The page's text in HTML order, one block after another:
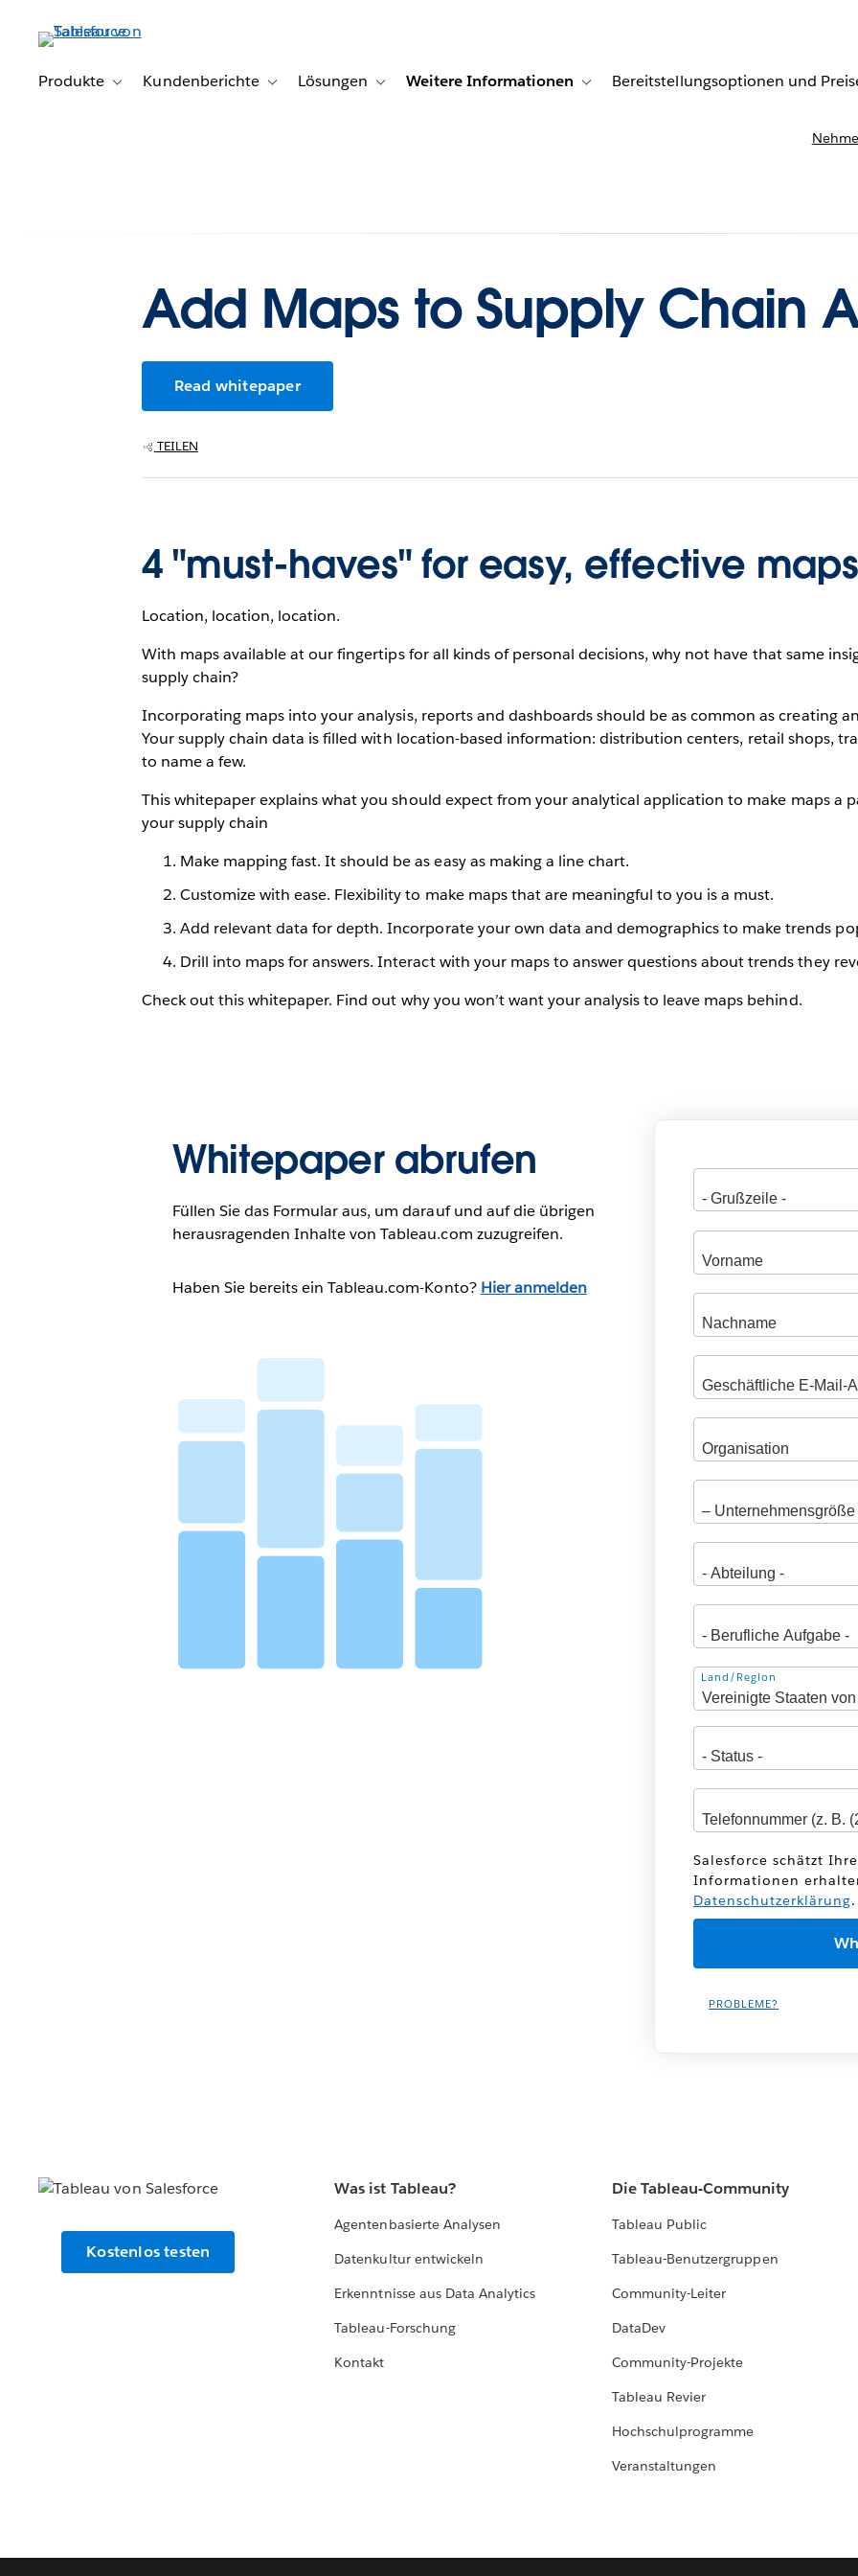
Produkte
Toggle sub-navigation for Produkte
Kundenberichte Toggle sub-navigation for Kundenberichte
Lösungen Toggle sub-navigation for Lösungen
Weitere Informationen Toggle sub-navigation for Weitere Informationen
Bereitstellungsoptionen und
Add Maps to Supply Chain
Read whitepaper
TEILEN
4 "must-haves" for easy, effective maps
Location, location, location.
With maps available at our fingertips for all kinds of personal decisions, why not have that same
supply chain?
Incorporating maps into your analysis, reports and dashboards should be as common as creating
Your supply chain data is filled with location-based information: distribution centers, retail shops,
to name a few.
This whitepaper explains what you should expect from your analytical application to make maps a
your supply chain
Make mapping fast. It should be as easy as making a line chart.
Customize with ease. Flexibility to make maps that are meaningful to you is a must.
Add relevant data for depth. Incorporate your own data and demographics to make trends
Drill into maps for answers. Interact with your maps to answer questions about trends they
Check out this whitepaper. Find out why you won’t want your analysis to leave maps behind.
Whitepaper abrufen
Füllen Sie das Formular aus, um darauf und auf die übrigen
herausragenden Inhalte von Tableau.com zuzugreifen.
Haben Sie bereits ein Tableau.com-Konto? Hier anmelden
Adresse
Land/Region
Salesforce schätzt
Informationen
Datenschutzerklärung.
PROBLEME?
Kostenlos testen
Was ist Tableau?
Agentenbasierte Analysen
Datenkultur entwickeln
Erkenntnisse aus Data Analytics
Tableau-Forschung
Kontakt
Die Tableau-Community
Tableau Public
Tableau-Benutzergruppen
Community-Leiter
DataDev
Community-Projekte
Tableau Revier
Hochschulprogramme
Veranstaltungen